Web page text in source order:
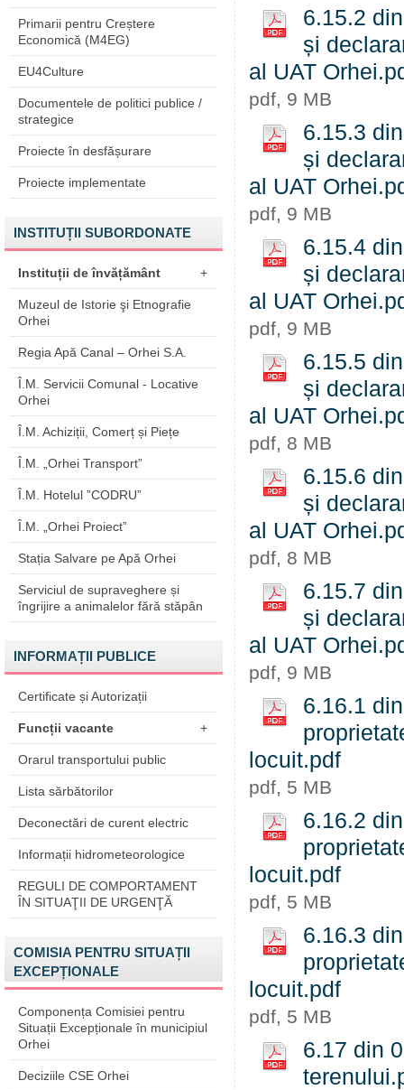
Primarii pentru Creștere
Economică (M4EG)
EU4Culture
Documentele de politici publice /
strategice
Proiecte în desfășurare
Proiecte implementate
INSTITUȚII SUBORDONATE
Instituții de învățământ +
Muzeul de Istorie şi Etnografie
Orhei
Regia Apă Canal – Orhei S.A.
Î.M. Servicii Comunal - Locative
Orhei
Î.M. Achiziții, Comerț și Piețe
Î.M. „Orhei Transport”
Î.M. Hotelul ”CODRU”
Î.M. „Orhei Proiect”
Stația Salvare pe Apă Orhei
Serviciul de supraveghere și
îngrijire a animalelor fără stăpân
INFORMAȚII PUBLICE
Certificate și Autorizații
Funcții vacante +
Orarul transportului public
Lista sărbătorilor
Deconectări de curent electric
Informații hidrometeorologice
REGULI DE COMPORTAMENT
ÎN SITUAŢII DE URGENŢĂ
COMISIA PENTRU SITUAȚII
EXCEPȚIONALE
Componența Comisiei pentru
Situații Excepționale în municipiul
Orhei
Deciziile CSE Orhei
6.15.2
și
al UAT
pdf, 9 MB
6.15.3
și
al UAT
pdf, 9 MB
6.15.4
și
al UAT
pdf, 9 MB
6.15.5
și
al UAT
pdf, 8 MB
6.15.6
și
al UAT
pdf, 8 MB
6.15.7
și
al UAT
pdf, 9 MB
6.16.1
locuit.pdf
pdf, 5 MB
6.16.2
locuit.pdf
pdf, 5 MB
6.16.3
locuit.pdf
pdf, 5 MB
6.17 din